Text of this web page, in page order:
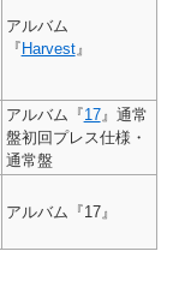
アルバム
『 Harvest』
アルバム『17』通常
盤初回プレス仕様・
通常盤
アルバム『17』